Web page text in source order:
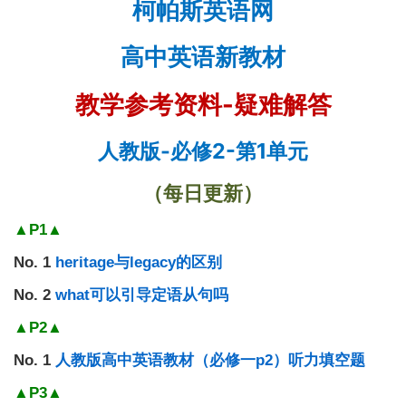
柯帕斯英语网
高中英语新教材
教学参考资料-疑难解答
人教版-必修2-第1单元
（每日更新）
▲P1▲
No. 1 heritage与legacy的区别
No. 2 what可以引导定语从句吗
▲P2▲
No. 1 人教版高中英语教材（必修一p2）听力填空题
▲P3▲